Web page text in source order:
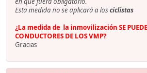
Esta medida no se aplicará a losciclistas
¿La medida de la inmovilización SE
CONDUCTORES DE LOS VMP?
Gracias